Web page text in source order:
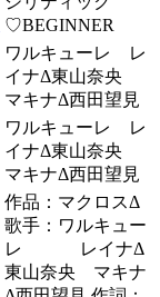
♡BEGINNER
ワルキューレ レ
イナΔ東山奈央
マキナΔ西田望見
ワルキューレ レ
イナΔ東山奈央
マキナΔ西田望見
作品：マクロスΔ
歌手：ワルキュー
レ レイナΔ
東山奈央 マキナ